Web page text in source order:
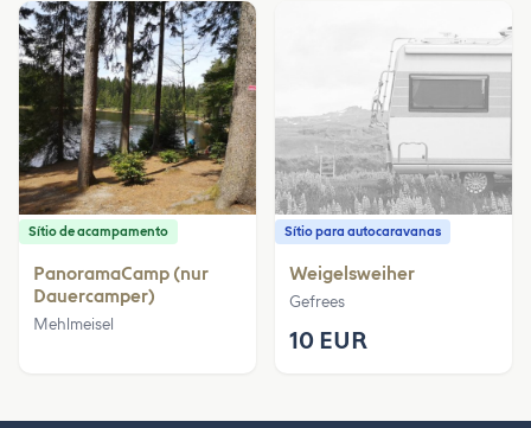
Sítio de acampamento
PanoramaCamp (nur
Dauercamper)
Mehlmeisel
Sítio para autocaravanas
Weigelsweiher
Gefrees
10 EUR